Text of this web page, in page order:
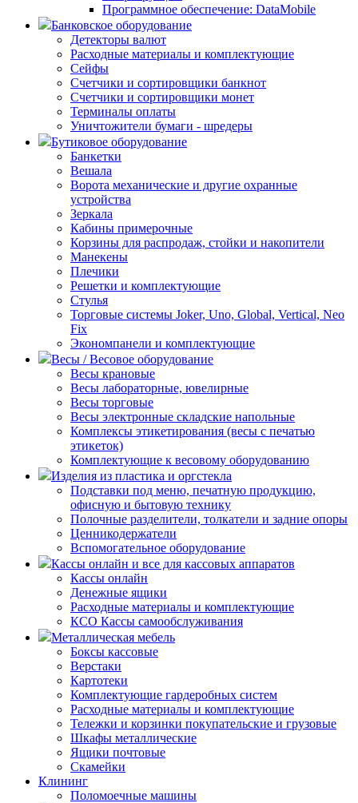
Программное обеспечение: DataMobile
Банковское оборудование
Детекторы валют
Расходные материалы и комплектующие
Сейфы
Счетчики и сортировщики банкнот
Счетчики и сортировщики монет
Терминалы оплаты
Уничтожители бумаги - шредеры
Бутиковое оборудование
Банкетки
Вешала
Ворота механические и другие охранные
устройства
Зеркала
Кабины примерочные
Корзины для распродаж, стойки и накопители
Манекены
Плечики
Решетки и комплектующие
Стулья
Торговые системы Joker, Uno, Global, Vertical, Neo
Fix
Экономпанели и комплектующие
Весы / Весовое оборудование
Весы крановые
Весы лабораторные, ювелирные
Весы торговые
Весы электронные складские напольные
Комплексы этикетирования (весы с печатью
этикеток)
Комплектующие к весовому оборудованию
Изделия из пластика и оргстекла
Подставки под меню, печатную продукцию,
офисную и бытовую технику
Полочные разделители, толкатели и задние опоры
Ценникодержатели
Вспомогательное оборудование
Кассы онлайн и все для кассовых аппаратов
Кассы онлайн
Денежные ящики
Расходные материалы и комплектующие
КСО Кассы самообслуживания
Металлическая мебель
Боксы кассовые
Верстаки
Картотеки
Комплектующие гардеробных систем
Расходные материалы и комплектующие
Тележки и корзинки покупательские и грузовые
Шкафы металлические
Ящики почтовые
Скамейки
Клининг
Поломоечные машины